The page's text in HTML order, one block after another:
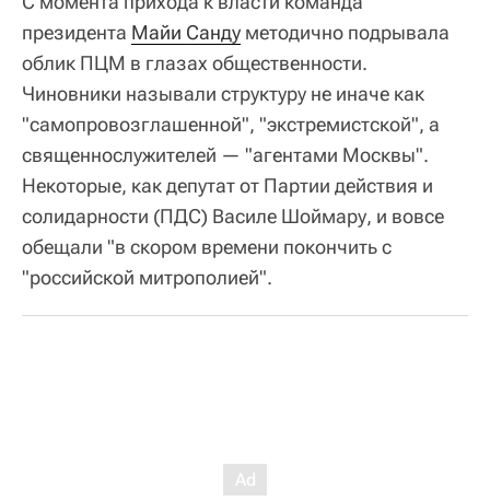
президента Майи Санду методично подрывала
облик ПЦМ в глазах общественности.
Чиновники называли структуру не иначе как
"самопровозглашенной", "экстремистской", а
священнослужителей — "агентами Москвы".
Некоторые, как депутат от Партии действия и
солидарности (ПДС) Василе Шоймару, и вовсе
обещали "в скором времени покончить с
"российской митрополией".